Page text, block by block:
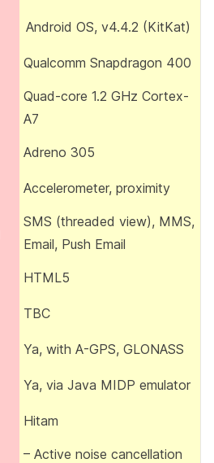
Android OS, v4.4.2 (KitKat)
Qualcomm Snapdragon 400
Quad-core 1.2 GHz Cortex-
A7
Adreno 305
Accelerometer, proximity
SMS (threaded view), MMS,
Email, Push Email
HTML5
TBC
Ya, with A-GPS, GLONASS
Ya, via Java MIDP emulator
Hitam
– Active noise cancellation